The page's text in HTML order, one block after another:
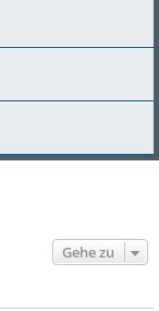
Gehe zu